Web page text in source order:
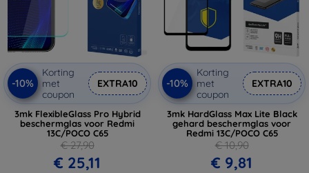
-10%
Korting
met
coupon
EXTRA10
3mk FlexibleGlass Pro Hybrid
beschermglas voor Redmi
13C/POCO C65
€ 27,90
€ 25,11
-10%
Korting
met
coupon
EXTRA10
3mk HardGlass Max Lite Black
gehard beschermglas voor
Redmi 13C/POCO C65
€ 10,90
€ 9,81